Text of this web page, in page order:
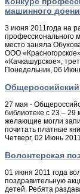
машинного
3 июня 2011года на
профессионального
место заняла
ООО
«Качкашурское»,
Понедельник, 06
27 мая -
библиотеке с 23 – 29
желающие могли
почитать платные
Четверг, 02 Июнь
Волонтерская
01 июня 2011 года
поздравительную
детей. Ребята